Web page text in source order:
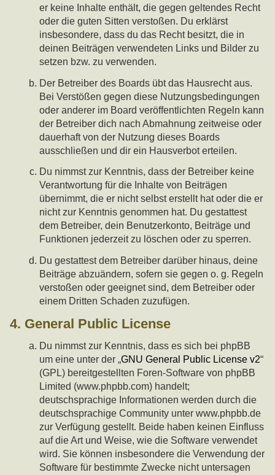
er keine Inhalte enthält, die gegen geltendes Recht
oder die guten Sitten verstoßen. Du erklärst
insbesondere, dass du das Recht besitzt, die in
deinen Beiträgen verwendeten Links und Bilder zu
setzen bzw. zu verwenden.
Der Betreiber des Boards übt das Hausrecht aus.
Bei Verstößen gegen diese Nutzungsbedingungen
oder anderer im Board veröffentlichten Regeln kann
der Betreiber dich nach Abmahnung zeitweise oder
dauerhaft von der Nutzung dieses Boards
ausschließen und dir ein Hausverbot erteilen.
Du nimmst zur Kenntnis, dass der Betreiber keine
Verantwortung für die Inhalte von Beiträgen
übernimmt, die er nicht selbst erstellt hat oder die er
nicht zur Kenntnis genommen hat. Du gestattest
dem Betreiber, dein Benutzerkonto, Beiträge und
Funktionen jederzeit zu löschen oder zu sperren.
Du gestattest dem Betreiber darüber hinaus, deine
Beiträge abzuändern, sofern sie gegen o. g. Regeln
verstoßen oder geeignet sind, dem Betreiber oder
einem Dritten Schaden zuzufügen.
4. General Public License
Du nimmst zur Kenntnis, dass es sich bei phpBB
um eine unter der „GNU General Public License v2“
(GPL) bereitgestellten Foren-Software von phpBB
Limited (www.phpbb.com) handelt;
deutschsprachige Informationen werden durch die
deutschsprachige Community unter www.phpbb.de
zur Verfügung gestellt. Beide haben keinen Einfluss
auf die Art und Weise, wie die Software verwendet
wird. Sie können insbesondere die Verwendung der
Software für bestimmte Zwecke nicht untersagen